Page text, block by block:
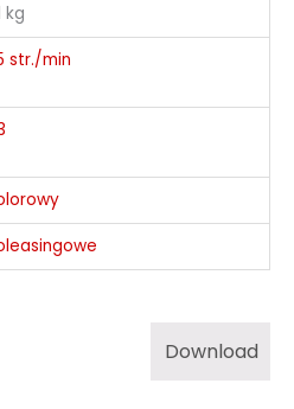
kg
str./min
Download